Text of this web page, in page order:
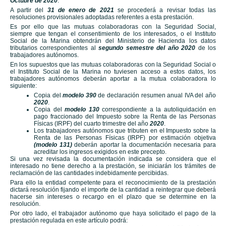
A partir del 31 de enero de 2021 se procederá a revisar todas las
resoluciones provisionales adoptadas referentes a esta prestación.
Es por ello que las mutuas colaboradoras con la Seguridad Social,
siempre que tengan el consentimiento de los interesados, o el Instituto
Social de la Marina obtendrán del Ministerio de Hacienda los datos
tributarios correspondientes alsegundo semestre del año 2020 de los
trabajadores autónomos.
En los supuestos que las mutuas colaboradoras con la Seguridad Social o
el Instituto Social de la Marina no tuviesen acceso a estos datos, los
trabajadores autónomos deberán aportar a la mutua colaboradora lo
siguiente:
Copia delmodelo 390de declaración resumen anual IVA del año
2020.
Copia del modelo 130correspondiente a la autoliquidación en
pago fraccionado del Impuesto sobre la Renta de las Personas
Físicas (IRPF) del cuarto trimestre del año2020.
Los trabajadores autónomos que tributen en el Impuesto sobre la
Renta de las Personas Físicas (IRPF) por estimación objetiva
(modelo 131)deberán aportar la documentación necesaria para
acreditar los ingresos exigidos en este precepto.
Si una vez revisada la documentación indicada se considera que el
interesado no tiene derecho a la prestación, se iniciarán los trámites de
reclamación de las cantidades indebidamente percibidas.
Para ello la entidad competente para el reconocimiento de la prestación
dictará resolución fijando el importe de la cantidad a reintegrar que deberá
hacerse sin intereses o recargo en el plazo que se determine en la
resolución.
Por otro lado, el trabajador autónomo que haya solicitado el pago de la
prestación regulada en este artículo podrá: